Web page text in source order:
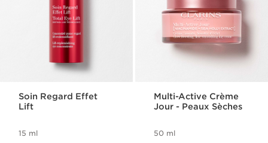
Soin Regard Effet
Lift
15 ml
Multi-Active Crème
Jour - Peaux Sèches
50 ml